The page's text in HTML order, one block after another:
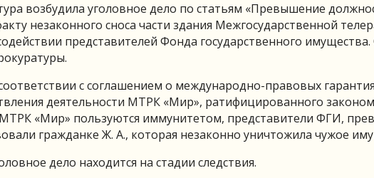
возбудила уголовное дело по статьям «Превышение
незаконного сноса части здания Межгосударственной
представителей Фонда государственного
с соглашением о международно-правовых
деятельности МТРК «Мир», ратифицированного
«Мир» пользуются иммунитетом, представители ФГИ,
гражданке Ж. А., которая незаконно уничтожила чужое
дело находится на стадии следствия.